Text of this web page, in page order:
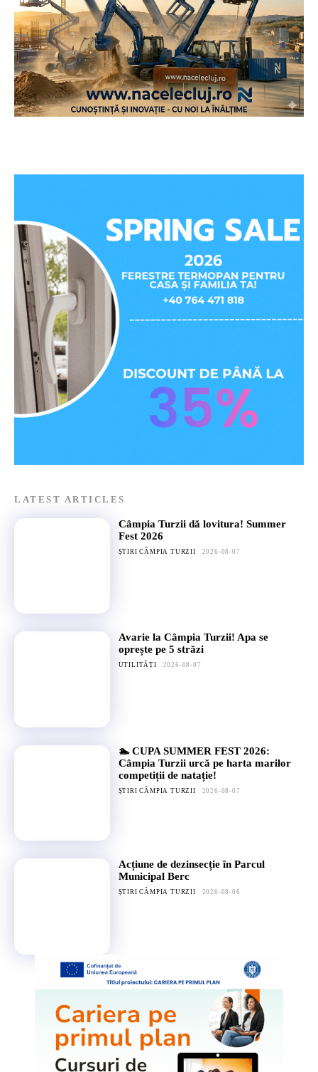
LATEST ARTICLES
Câmpia Turzii dă lovitura! Summer
Fest 2026
ȘTIRI CÂMPIA TURZII 2026-08-07
Avarie la Câmpia Turzii! Apa se
oprește pe 5 străzi
UTILITĂȚI 2026-08-07
🏊 CUPA SUMMER FEST 2026:
Câmpia Turzii urcă pe harta marilor
competiții de natație!
ȘTIRI CÂMPIA TURZII 2026-08-07
Acțiune de dezinsecție în Parcul
Municipal Berc
ȘTIRI CÂMPIA TURZII 2026-08-06